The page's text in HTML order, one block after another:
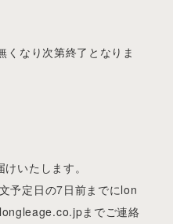
くなり次第終了となりま
いたします。
予定日の7日前までにlon
までご連絡